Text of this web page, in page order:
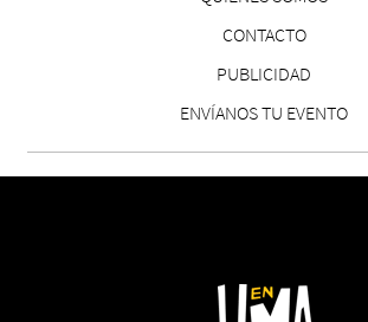
CONTACTO
PUBLICIDAD
ENVÍANOS TU EVENTO